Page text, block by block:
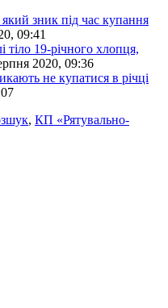
зник під час купання
09:41
19-річного хлопця,
2020, 09:36
не купатися в річці
, КП «Рятувально-